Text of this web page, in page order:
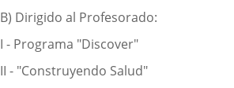
B) Dirigido al Profesorado:
I - Programa "Discover"
II - "Construyendo Salud"